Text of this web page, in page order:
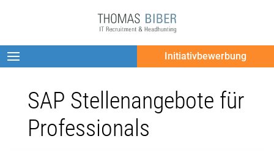
Initiativbewerbung
SAP Stellenangebote für
Professionals